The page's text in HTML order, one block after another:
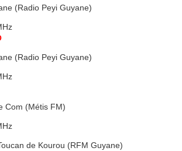
(Radio Peyi Guyane)
(Radio Peyi Guyane)
Com (Métis FM)
de Kourou (RFM Guyane)